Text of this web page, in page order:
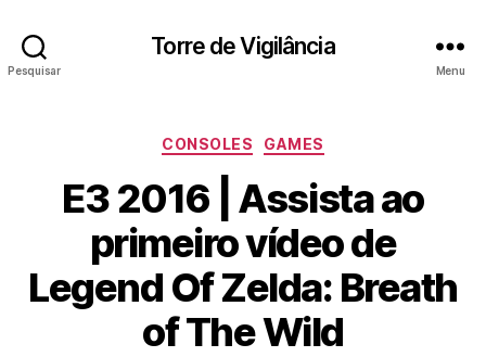
Pesquisar
Torre de Vigilância
Menu
Categorias
CONSOLES GAMES
E3 2016 | Assista ao
primeiro vídeo de
Legend Of Zelda: Breath
of The Wild